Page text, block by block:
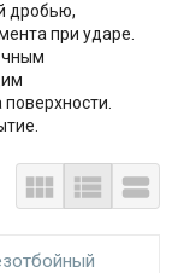
дробью,
при ударе.
  